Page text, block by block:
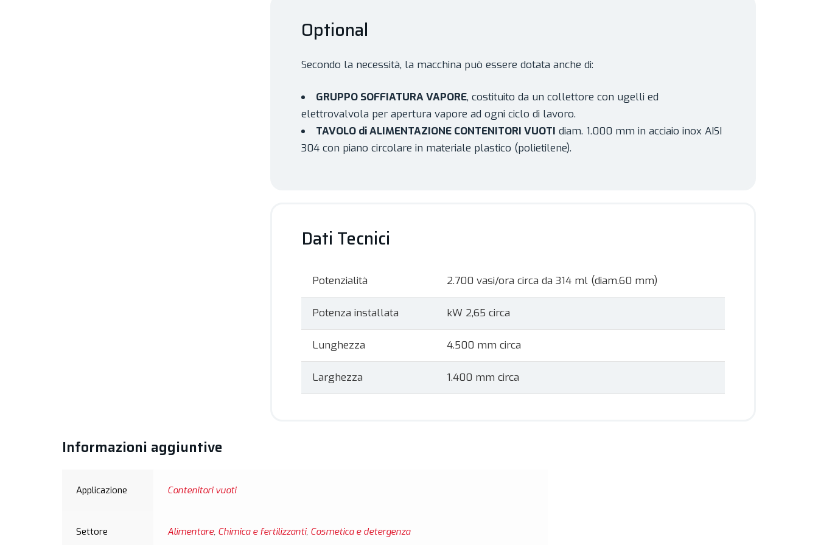
Optional
Secondo la necessità, la macchina può essere dotata anche di:
GRUPPO SOFFIATURA VAPORE, costituito da un collettore con ugelli ed
elettrovalvola per apertura vapore ad ogni ciclo di lavoro.
TAVOLO di ALIMENTAZIONE CONTENITORI VUOTI diam. 1.000 mm in acciaio inox AISI
304 con piano circolare in materiale plastico (polietilene).
Dati Tecnici
Potenzialità 2.700 vasi/ora circa da 314 ml (diam.60 mm)
Potenza installata kW 2,65 circa
Lunghezza 4.500 mm circa
Larghezza 1.400 mm circa
Informazioni aggiuntive
Applicazione Contenitori vuoti
Settore Alimentare, Chimica e fertilizzanti, Cosmetica e detergenza